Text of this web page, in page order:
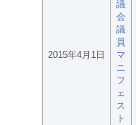
2015年4月1日
議
会
議
員
マ
ニ
フ
ェ
ス
ト